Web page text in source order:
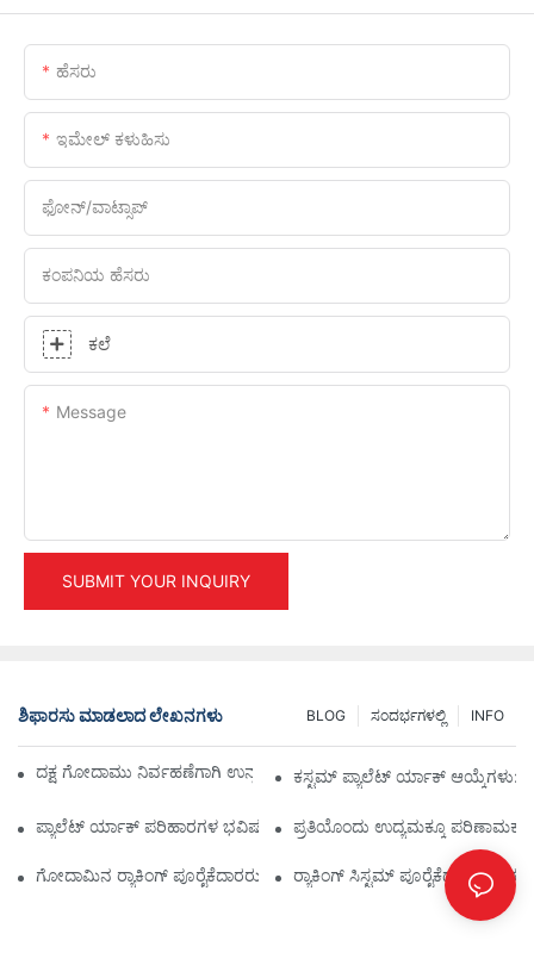
ಹೆಸರು
ಇಮೇಲ್ ಕಳುಹಿಸು
ಫೋನ್/ವಾಟ್ಸಾಪ್
ಕಂಪನಿಯ ಹೆಸರು
ಕಲೆ
Message
SUBMIT YOUR INQUIRY
ಶಿಫಾರಸು ಮಾಡಲಾದ ಲೇಖನಗಳು INFO
ಸಂದರ್ಭಗಳಲ್ಲಿ
BLOG
ದಕ್ಷ ಗೋದಾಮು ನಿರ್ವಹಣೆಗಾಗಿ ಉನ್ನತ ಕೈಗಾರಿಕಾ ರ್ಯಾಕಿಂಗ್ ಪರಿಹಾರಗಳು
ಕಸ್ಟಮ್ ಪ್ಯಾಲೆಟ್ ರ್ಯಾಕ್ ಆಯ್ಕೆಗಳು:
ಪ್ಯಾಲೆಟ್ ರ್ಯಾಕ್ ಪರಿಹಾರಗಳ ಭವಿಷ್ಯ: ಪ್ರವೃತ್ತಿಗಳು ಮತ್ತು ನಾವೀನ್ಯತೆಗಳು
ಪ್ರತಿಯೊಂದು ಉದ್ಯಮಕ್ಕೂ ಪರಿಣಾಮಕಾರಿ
ಗೋದಾಮಿನ ರ‍್ಯಾಕಿಂಗ್ ಪೂರೈಕೆದಾರರು: ಏನನ್ನು ನೋಡಬೇಕು
ರ‍್ಯಾಕಿಂಗ್ ಸಿಸ್ಟಮ್ ಪೂರೈಕೆದಾರ: